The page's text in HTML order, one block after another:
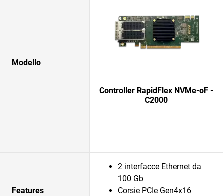
Modello
Controller RapidFlex NVMe-oF -
C2000
Features
2 interfacce Ethernet da
100 Gb
Corsie PCIe Gen4x16